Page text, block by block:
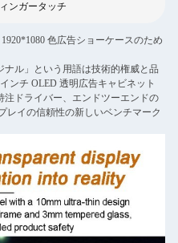
ンガータッチ
色広告ショーケースのため
ル」という用語は技術的権威と品
ンチ OLED 透明広告キャビネット
ドライバー、エンドツーエンドの
レイの信頼性の新しいベンチマーク